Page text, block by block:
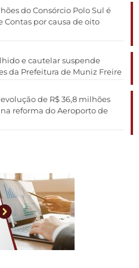
do Consórcio Polo Sul é
por causa de oito
e cautelar suspende
da Prefeitura de Muniz Freire
de R$ 36,8 milhões
reforma do Aeroporto de